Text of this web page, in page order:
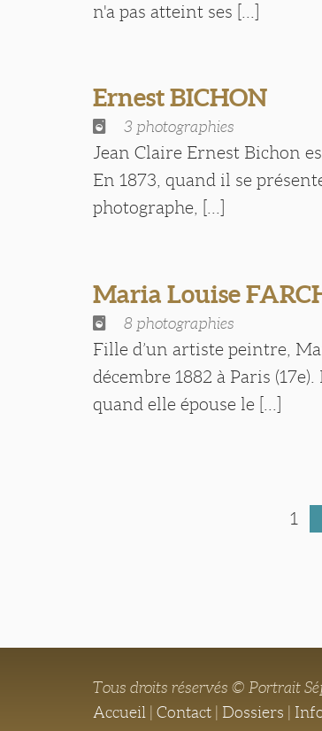
n'a pas atteint ses [...]
Ernest BICHON
3 photographies
Jean Claire Ernest Bichon
En 1873, quand il se
photographe, [...]
Maria Louise
8 photographies
Fille d’un artiste peintre,
décembre 1882 à Paris
quand elle épouse le [...]
1
Tous droits réservés © Portrait
Accueil
|Contact Dossiers